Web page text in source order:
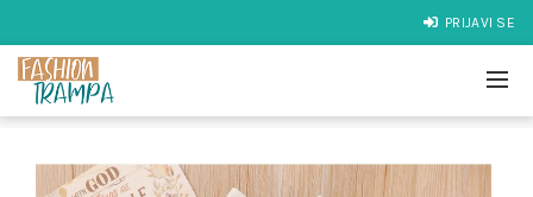
PRIJAVI SE